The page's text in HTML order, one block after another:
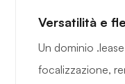
Versatilità e
Un dominio
focalizzazione,